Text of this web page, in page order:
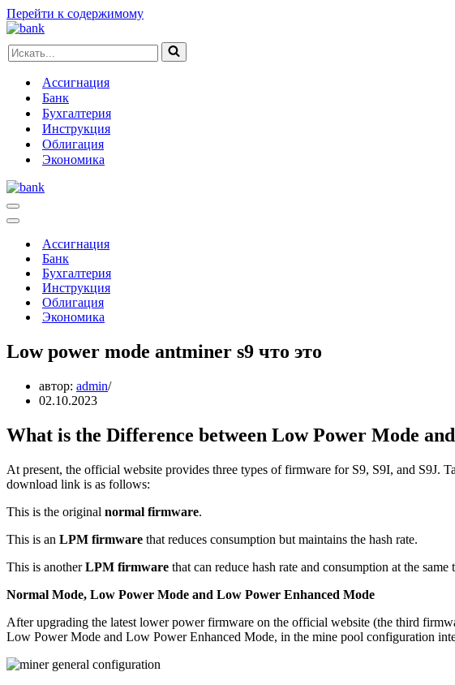
Перейти к содержимому
Искать...
Ассигнация
Банк
Бухгалтерия
Инструкция
Облигация
Экономика
Меню
навигации
Меню
навигацииАссигнация
Банк
Бухгалтерия
Инструкция
Облигация
Экономика
Low power mode antminer s9 что это
автор: admin
02.10.2023
What is the Difference between Low Power Mode
At present, the official website provides three types of firmware for S9, S9I, and S9J.
download link is as follows:
This is the original normal firmware.
This is an LPM firmware that reduces consumption but maintains the hash rate.
This is anotherLPM firmware that can reduce hash rate and consumption at the same
Normal Mode, Low Power Mode and Low Power Enhanced Mode
After upgrading the latest lower power firmware on the official website (the third
Low Power Mode and Low Power Enhanced Mode, in the mine pool configuration